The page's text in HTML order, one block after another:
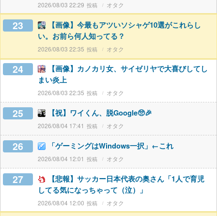
2026/08/03 22:29 オタク
23
【画像】今最もアツいソシャゲ10選がこれらし
い。お前ら何人知ってる？
2026/08/03 22:35 オタク
24
【画像】カノカリ女、サイゼリヤで大喜びしてし
まい炎上
2026/08/03 22:35 オタク
25 【祝】ワイくん、脱Google🥺🎉
2026/08/04 17:41 オタク
26 「ゲーミングはWindows一択」←これ
2026/08/04 12:01 オタク
27
【悲報】サッカー日本代表の奥さん「1人で育児
してる気になっちゃって（泣）」
2026/08/04 12:00 オタク